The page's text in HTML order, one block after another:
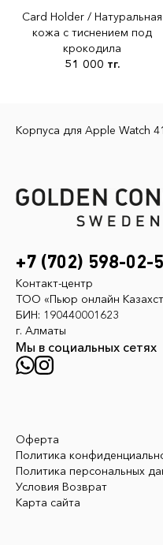
Card Holder / Натуральная
кожа с тиснением под
крокодила
51 000 тг.
Корпуса для Apple Watch
Оферта
Политика
Политика персональных
Условия Возврат
Карта сайта
Мы в социальных сетях
+7 (702) 598-02-
Контакт-центр
ТОО «Пьюр онлайн
БИН: 190440001623
г. Алматы